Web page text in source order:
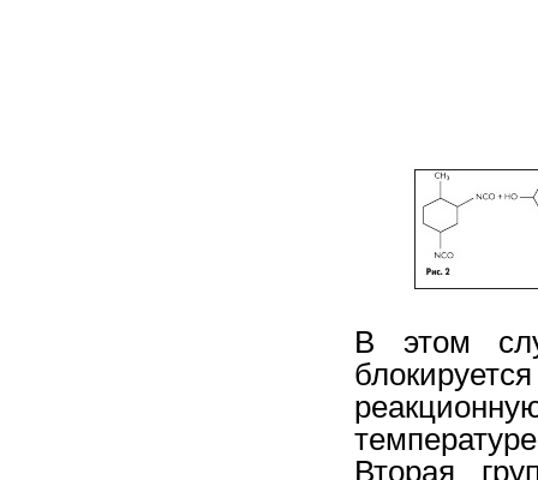
В этом
Вторая